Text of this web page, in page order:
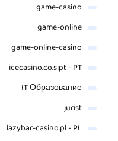
game-casino
game-online
game-online-casino
icecasino.co.sipt - PT
IT Образование
jurist
lazybar-casino.pl - PL